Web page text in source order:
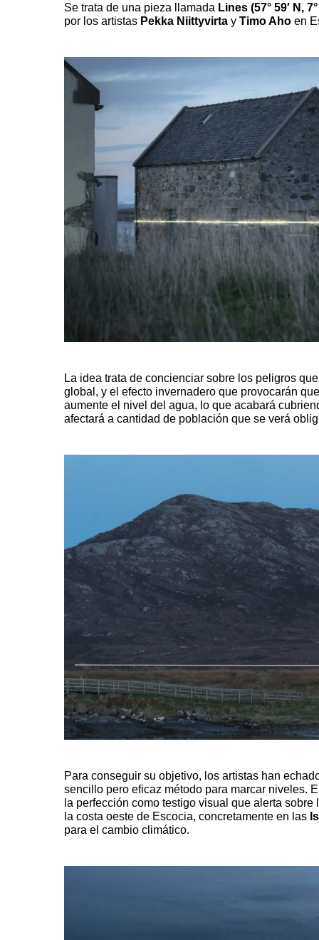
Se trata de una pieza llamada Lines (57° 59′ N,
por los artistas Pekka Niittyvirta y Timo Aho en
La idea trata de concienciar sobre los peligros
global, y el efecto invernadero que provocarán
aumente el nivel del agua, lo que acabará
afectará a cantidad de población que se verá
Para conseguir su objetivo, los artistas han
sencillo pero eficaz método para marcar niveles.
la perfección como testigo visual que alerta
la costa oeste de Escocia, concretamente en las
para el cambio climático.